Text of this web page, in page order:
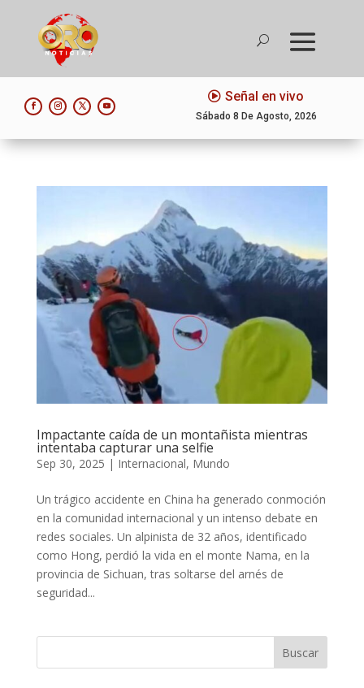
Señal en vivo
Sábado 8 De Agosto, 2026
Impactante caída de un montañista mientras
intentaba capturar una selfie
Sep 30, 2025 | Internacional, Mundo
Un trágico accidente en China ha generado conmoción
en la comunidad internacional y un intenso debate en
redes sociales. Un alpinista de 32 años, identificado
como Hong, perdió la vida en el monte Nama, en la
provincia de Sichuan, tras soltarse del arnés de
seguridad...
Buscar